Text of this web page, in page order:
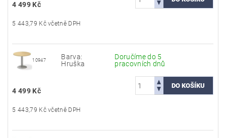
4 499 Kč
5 443,79 Kč včetně DPH
10947
Barva:
Hruška
Doručíme do 5
pracovních dnů
4 499 Kč
5 443,79 Kč včetně DPH